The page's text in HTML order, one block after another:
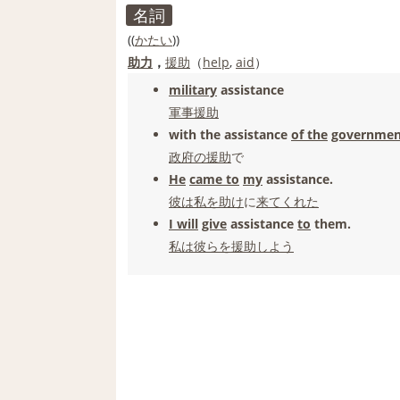
名詞
((かたい))
助力 ， 援助 （help, aid）
military assistance
軍事援助
with the assistance of the
政府の援助で
He came to my assistance.
彼は私を助けに来て くれた
I will give assistance to them.
私は彼らを援助 しよう